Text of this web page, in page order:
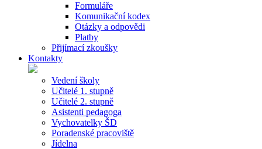
Formuláře
Komunikační kodex
Otázky a odpovědi
Platby
Přijímací zkoušky
Kontakty
Vedení školy
Učitelé 1. stupně
Učitelé 2. stupně
Asistenti pedagoga
Vychovatelky ŠD
Poradenské pracoviště
Jídelna